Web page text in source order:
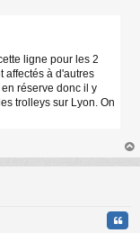
ligne pour les 2
affectés à d'autres
réserve donc il y
trolleys sur Lyon. On
au